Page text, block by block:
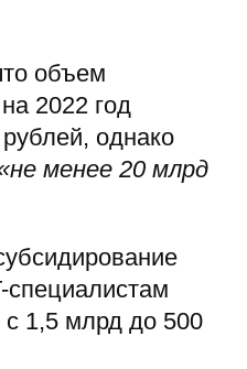
объем
2022 год
однако
менее 20 млрд
специалистам
1,5 млрд до 500